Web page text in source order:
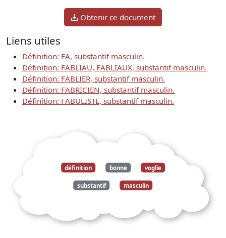
Obtenir ce document
Liens utiles
Définition: FA, substantif masculin.
Définition: FABLIAU, FABLIAUX, substantif masculin.
Définition: FABLIER, substantif masculin.
Définition: FABRICIEN, substantif masculin.
Définition: FABULISTE, substantif masculin.
définition bonne voglie
substantif masculin